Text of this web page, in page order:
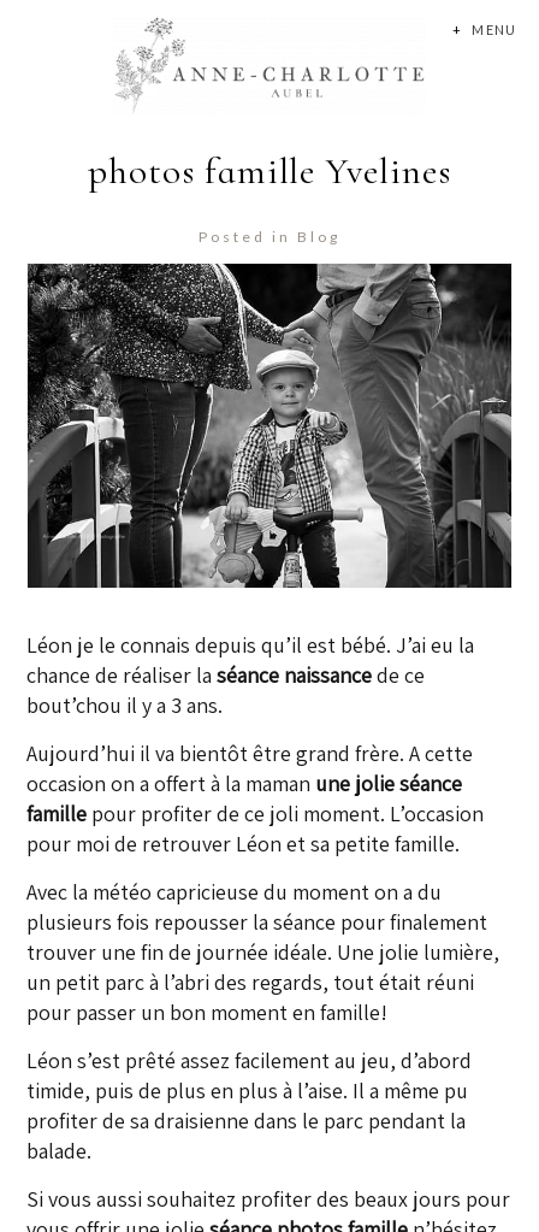
MENU
+
photos famille Yvelines
Posted in Blog
Léon je le connais depuis qu’il est bébé. J’ai eu la
chance de réaliser laséance naissancede ce
bout’chou il y a 3 ans.
Aujourd’hui il va bientôt être grand frère. A cette
occasion on a offert à la maman une jolie séance
famille pour profiter de ce joli moment. L’occasion
pour moi de retrouver Léon et sa petite famille.
Avec la météo capricieuse du moment on a du
plusieurs fois repousser la séance pour finalement
trouver une fin de journée idéale. Une jolie lumière,
un petit parc à l’abri des regards, tout était réuni
pour passer un bon moment en famille!
Léon s’est prêté assez facilement au jeu, d’abord
timide, puis de plus en plus à l’aise. Il a même pu
profiter de sa draisienne dans le parc pendant la
balade.
Si vous aussi souhaitez profiter des beaux jours pour